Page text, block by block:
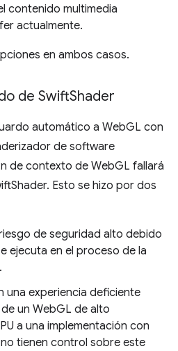
contenido multimedia
actualmente.
en ambos casos.
de SwiftShader
automático a WebGL con
de software
de contexto de WebGL fallará
Esto se hizo por dos
de seguridad alto debido
ejecuta en el proceso de la
una experiencia deficiente
un WebGL de alto
a una implementación con
tienen control sobre este